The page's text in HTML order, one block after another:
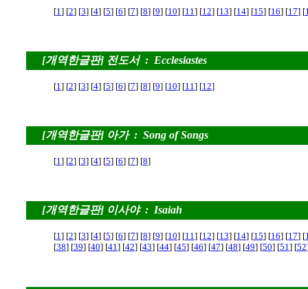
[1] [2] [3] [4] [5] [6] [7] [8] [9] [10] [11] [12] [13] [14] [15] [16] [17] [
[개역한글판] 전도서 : Ecclesiastes
[1] [2] [3] [4] [5] [6] [7] [8] [9] [10] [11] [12]
[개역한글판] 아가 : Song of Songs
[1] [2] [3] [4] [5] [6] [7] [8]
[개역한글판] 이사야 : Isaiah
[1] [2] [3] [4] [5] [6] [7] [8] [9] [10] [11] [12] [13] [14] [15] [16] [17] [
[38] [39] [40] [41] [42] [43] [44] [45] [46] [47] [48] [49] [50] [51] [52